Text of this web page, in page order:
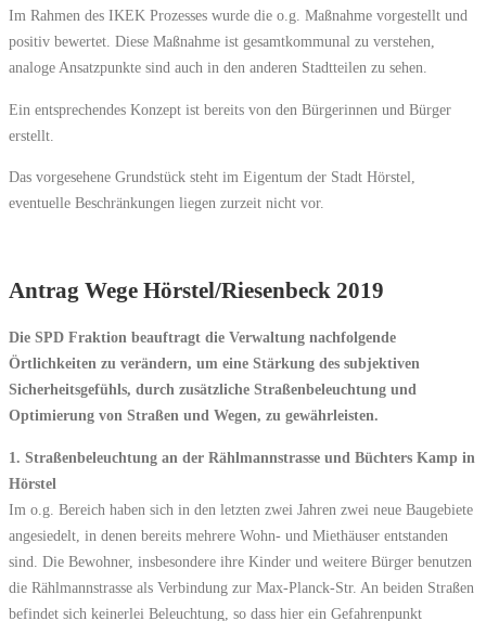
Im Rahmen des IKEK Prozesses wurde die o.g. Maßnahme vorgestellt und
positiv bewertet. Diese Maßnahme ist gesamtkommunal zu verstehen,
analoge Ansatzpunkte sind auch in den anderen Stadtteilen zu sehen.
Ein entsprechendes Konzept ist bereits von den Bürgerinnen und Bürger
erstellt.
Das vorgesehene Grundstück steht im Eigentum der Stadt Hörstel,
eventuelle Beschränkungen liegen zurzeit nicht vor.
Antrag Wege Hörstel/Riesenbeck 2019
Die SPD Fraktion beauftragt die Verwaltung nachfolgende
Örtlichkeiten zu verändern, um eine Stärkung des subjektiven
Sicherheitsgefühls, durch zusätzliche Straßenbeleuchtung und
Optimierung von Straßen und Wegen, zu gewährleisten.
1. Straßenbeleuchtung an der Rählmannstrasse und Büchters Kamp in
Hörstel
Im o.g. Bereich haben sich in den letzten zwei Jahren zwei neue Baugebiete
angesiedelt, in denen bereits mehrere Wohn- und Miethäuser entstanden
sind. Die Bewohner, insbesondere ihre Kinder und weitere Bürger benutzen
die Rählmannstrasse als Verbindung zur Max-Planck-Str. An beiden Straßen
befindet sich keinerlei Beleuchtung, so dass hier ein Gefahrenpunkt